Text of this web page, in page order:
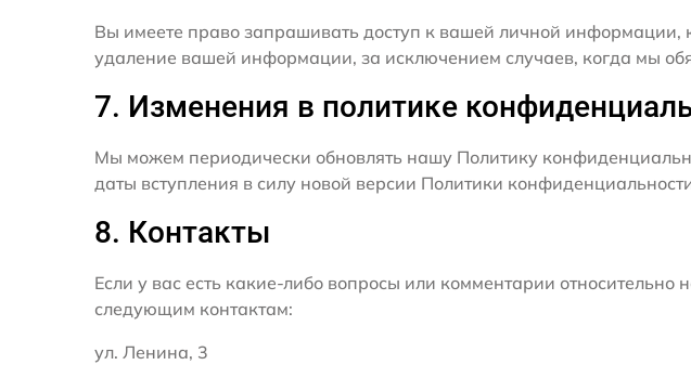
Вы имеете право запрашивать доступ к вашей личной
удаление вашей информации, за исключением случаев, когда мы
7. Изменения в политике
Мы можем периодически обновлять нашу Политику
даты вступления в силу новой версии Политики
8. Контакты
Если у вас есть какие-либо вопросы или комментарии
следующим контактам:
ул. Ленина, 3